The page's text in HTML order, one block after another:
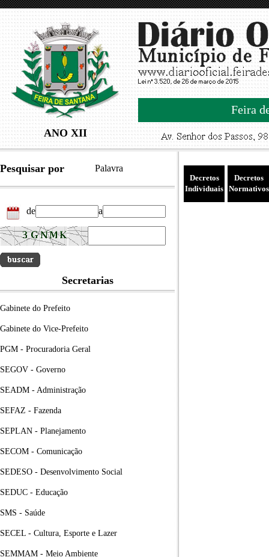
ANO XII
Feira
Pesquisar por Palavra
de a
Secretarias
Gabinete do Prefeito
Gabinete do Vice-Prefeito
PGM - Procuradoria Geral
SEGOV - Governo
SEADM - Administração
SEFAZ - Fazenda
SEPLAN - Planejamento
SECOM - Comunicação
SEDESO - Desenvolvimento Social
SEDUC - Educação
SMS - Saúde
SECEL - Cultura, Esporte e Lazer
SEMMAM - Meio Ambiente
Decretos
Individuais
Decretos
Normativos